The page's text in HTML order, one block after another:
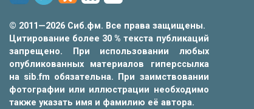
© 2011—2026 Сиб.фм. Все права защищены.
Цитирование более 30 % текста публикаций
запрещено. При использовании любых
опубликованных материалов гиперссылка
на sib.fm обязательна. При заимствовании
фотографии или иллюстрации необходимо
также указать имя и фамилию её автора.